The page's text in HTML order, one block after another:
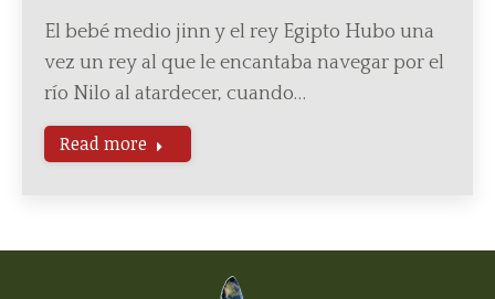
El bebé medio jinn y el rey Egipto Hubo una
vez un rey al que le encantaba navegar por el
río Nilo al atardecer, cuando…
Read more